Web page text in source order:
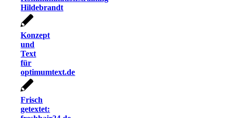
Hildebrandt
Konzept
und
Text
für
optimumtext.de
Frisch
getextet: